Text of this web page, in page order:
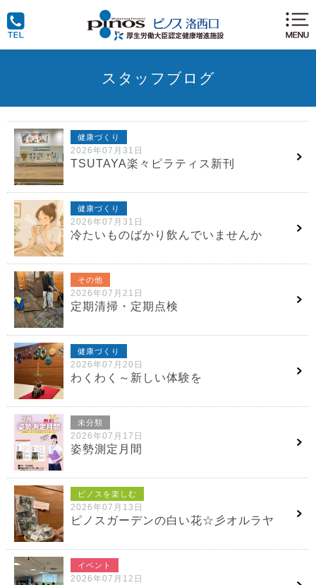
スタッフブログ
健康づくり
2026年07月31日
TSUTAYA楽々ピラティス新刊
健康づくり
2026年07月31日
冷たいものばかり飲んでいませんか
その他
2026年07月21日
定期清掃・定期点検
健康づくり
2026年07月20日
わくわく～新しい体験を
未分類
2026年07月17日
姿勢測定月間
ピノスを楽しむ
2026年07月13日
ピノスガーデンの白い花☆彡オルラヤ
イベント
2026年07月12日